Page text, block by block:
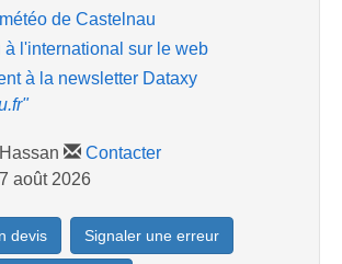
de Castelnau
à l'international sur le web
à la newsletter Dataxy
Contacter
août 2026
devis Signaler une erreur